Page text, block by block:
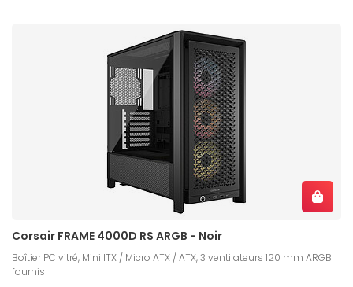
Corsair FRAME 4000D RS ARGB - Noir
Boîtier PC vitré, Mini ITX / Micro ATX / ATX, 3 ventilateurs 120 mm ARGB
fournis